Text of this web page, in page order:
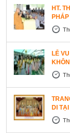
HT.
PHÁP
LỄ
DI